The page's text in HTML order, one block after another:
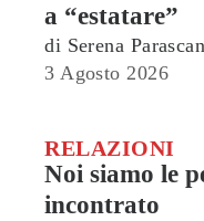
a “estatare”
di Serena
3 Agosto 2026
RELAZIONI
Noi siamo le
incontrato